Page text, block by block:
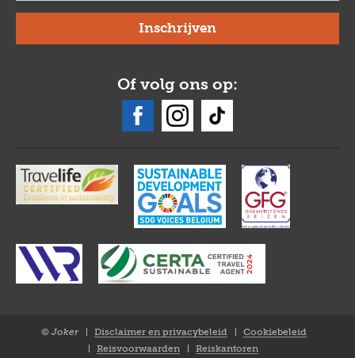
Of volg ons op:
© Joker
Disclaimer en privacybeleid
Cookiebeleid
Reisvoorwaarden
Reiskantoren